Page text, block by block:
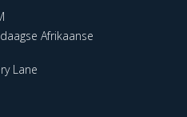
Afrikaanse
Lane